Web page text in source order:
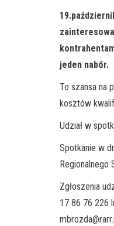
jeden nabór.
To szansa na
kosztów
Udział w
Spotkanie w
Regionalnego
Zgłoszenia
17 86 76 226